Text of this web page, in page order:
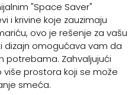
"Space Saver"
i krivine koje zauzimaju
ovo je rešenje za vašu
dizajn omogućava vam da
potrebama. Zahvaljujući
prostora koji se može
smeća.